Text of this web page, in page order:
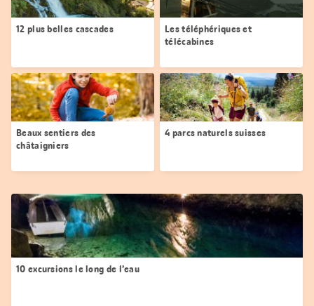
12 plus belles cascades
Les téléphériques et
télécabines
Beaux sentiers des
châtaigniers
4 parcs naturels suisses
10 excursions le long de l’eau